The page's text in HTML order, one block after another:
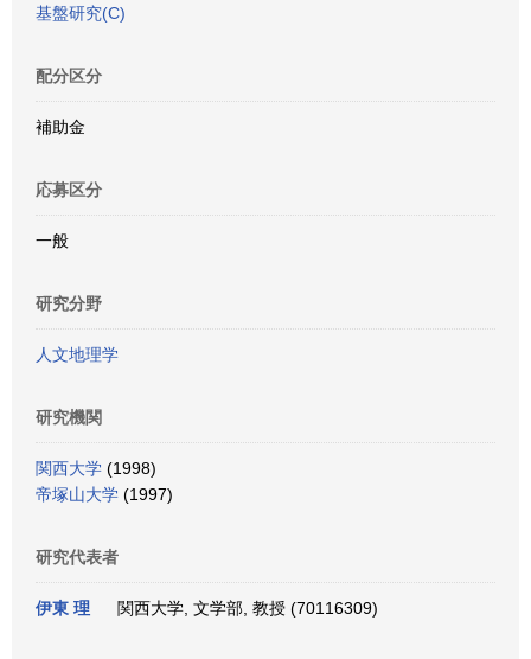
基盤研究(C)
配分区分
補助金
応募区分
一般
研究分野
人文地理学
研究機関
関西大学 (1998)
帝塚山大学 (1997)
研究代表者
伊東 理 関西大学, 文学部, 教授 (70116309)